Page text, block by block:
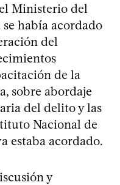
Ministerio del
había acordado
del
de la
sobre abordaje
del delito y las
Nacional de
estaba acordado.
y